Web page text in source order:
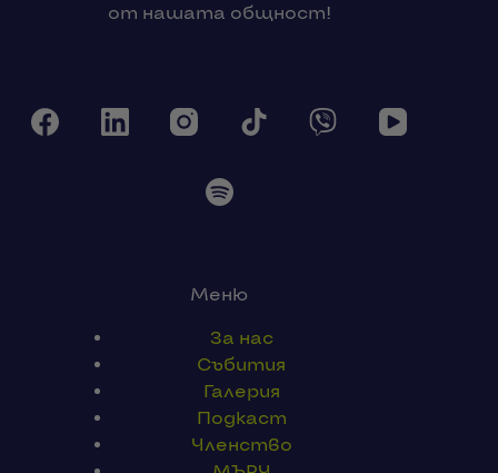
от нашата общност!
Меню
За нас
Събития
Галерия
Подкаст
Членство